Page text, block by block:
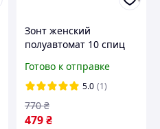
Зонт женский
полуавтомат 10 спиц
рисунком внутри
Бордовый (5342)
Готово к отправке
5.0 (1)
479₴
770 ₴